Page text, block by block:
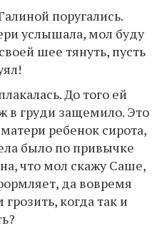
поругались.
услышала, мол буду
шее тянуть, пусть
До того ей
в груди защемило. Это
ребенок сирота,
было по привычке
что мол скажу Саше,
да вовремя
когда так и